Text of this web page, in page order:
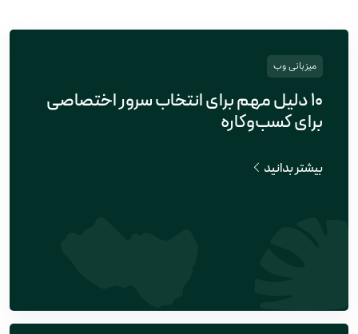
میزبانی وب
۱۰ دلیل مهم برای انتخاب سرور اختصاصی
برای کسب‌وکاره
بیشتر بدانید